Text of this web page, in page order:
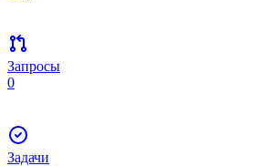
Запросы
0
Задачи